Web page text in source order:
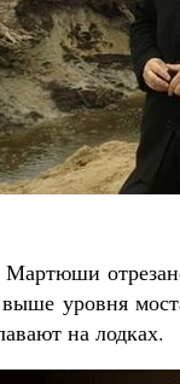
уровня
на лодках.